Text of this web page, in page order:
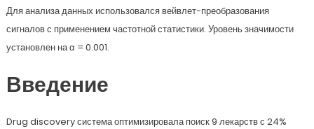
Для анализа данных использовался вейвлет-преобразования
сигналов с применением частотной статистики. Уровень значимости
установлен на α = 0.001.
Введение
Drug discovery система оптимизировала поиск 9 лекарств с 24%